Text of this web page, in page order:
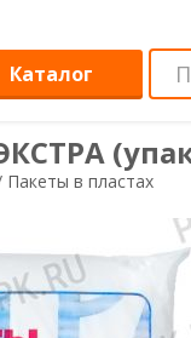
Каталог
Пакеты в пластах